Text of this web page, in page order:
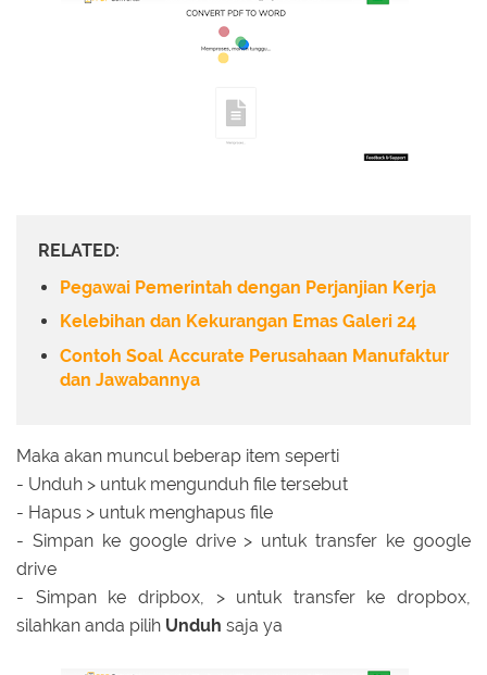
RELATED:
Pegawai Pemerintah dengan Perjanjian Kerja
Kelebihan dan Kekurangan Emas Galeri 24
Contoh Soal Accurate Perusahaan Manufaktur
dan Jawabannya
Maka akan muncul beberap item seperti
- Unduh > untuk mengunduh file tersebut
- Hapus > untuk menghapus file
- Simpan ke google drive > untuk transfer ke google
drive
- Simpan ke dripbox, > untuk transfer ke dropbox,
silahkan anda pilih Unduh saja ya